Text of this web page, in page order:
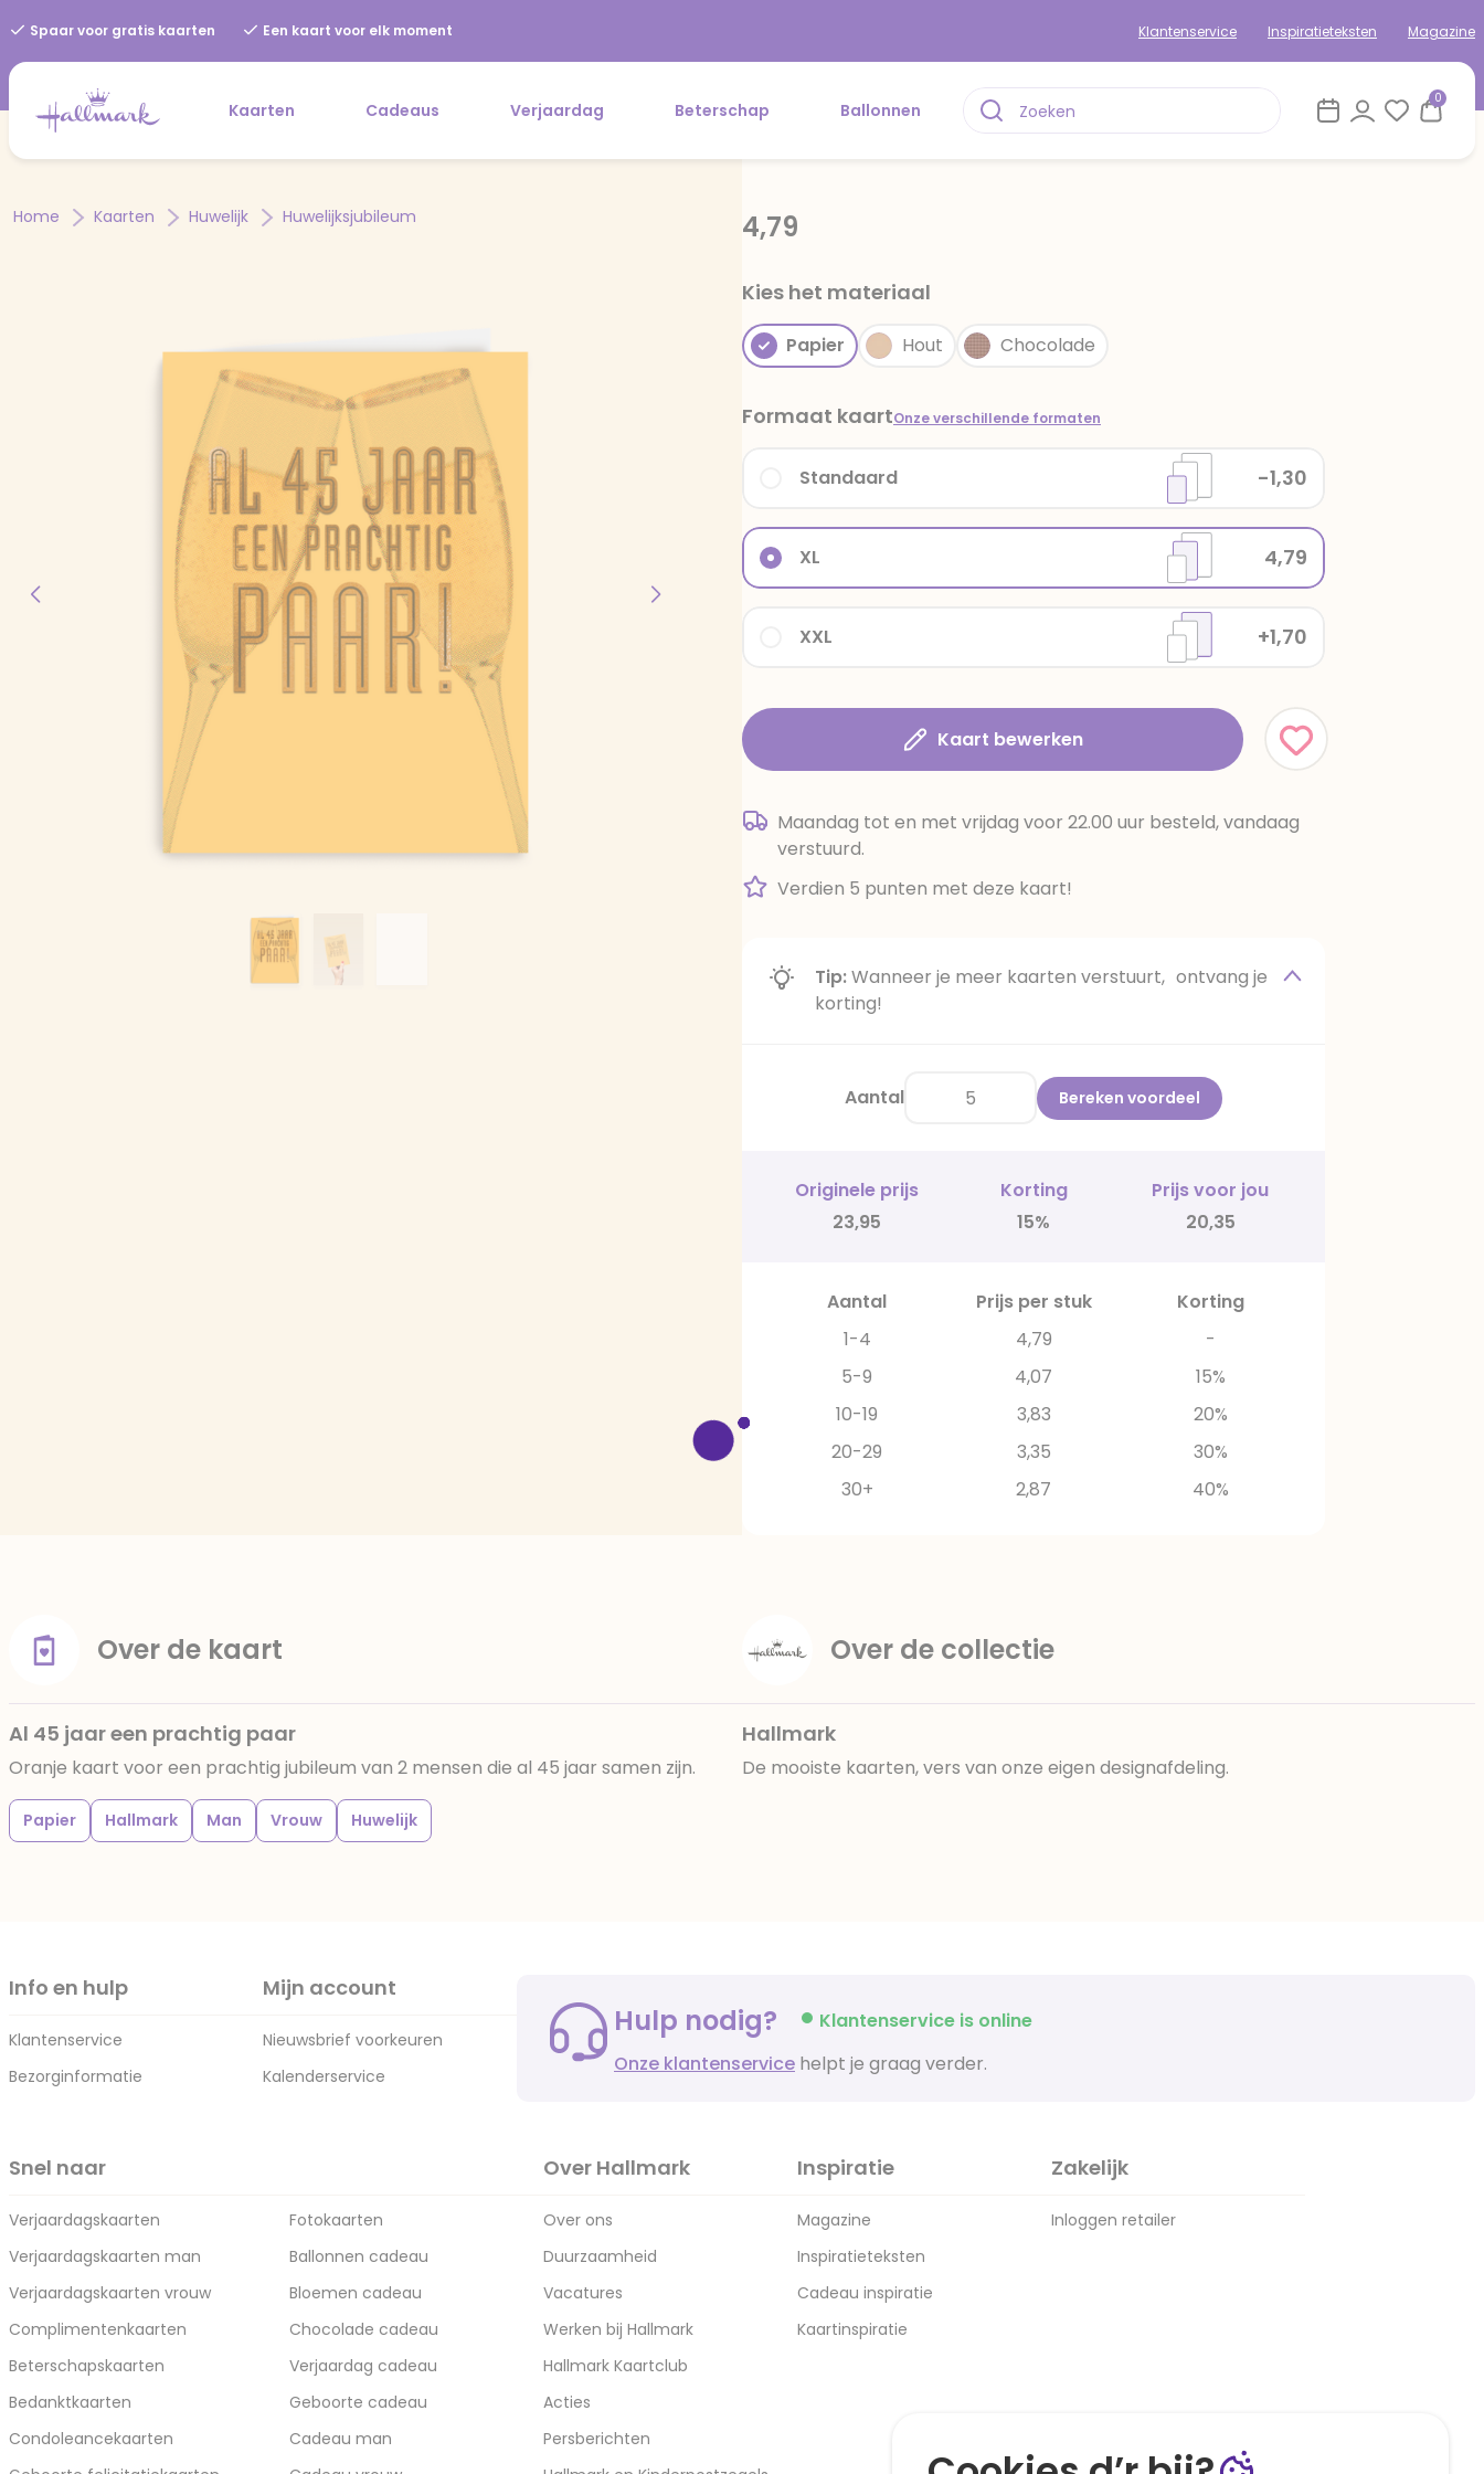
Spaar voor gratis kaarten Een kaart voor elk moment Klantenservice Inspiratieteksten Magazine
Kaarten Cadeaus Verjaardag Beterschap Ballonnen
0
Home Kaarten Huwelijk Huwelijksjubileum 4,79
Kies het materiaal
Papier Hout Chocolade
Formaat kaartOnze verschillende formaten
XXL +1,70
XL 4,79
Standaard -1,30
Kaart bewerken
Maandag tot en met vrijdag voor 22.00 uur besteld, vandaag
verstuurd.
Verdien 5 punten met deze kaart!
Tip:Wanneer je meer kaarten verstuurt, ontvang je
korting!
Aantal Bereken voordeel
Originele prijs Korting
Prijs voor jou
23,95
15% 20,35
Aantal Prijs per stuk
Korting
1-4
4,79
-
5-9
4,07
15%
10-19
3,83
20%
20-29
3,35
30%
30+
2,87 40%
Over de kaart
Al 45 jaar een prachtig paar
Oranje kaart voor een prachtig jubileum van 2 mensen die al 45 jaar samen zijn.
Papier Hallmark Man Vrouw Huwelijk
Over de collectie
Hallmark
De mooiste kaarten, vers van onze eigen designafdeling.
Info en hulp
Klantenservice
Bezorginformatie
Mijn account
Nieuwsbrief voorkeuren
Kalenderservice
Hulp nodig?
Klantenservice is online
Onze klantenservice helpt je graag verder.
Snel naar
Verjaardagskaarten
Verjaardagskaarten man
Verjaardagskaarten vrouw
Complimentenkaarten
Beterschapskaarten
Bedanktkaarten
Condoleancekaarten
Fotokaarten
Ballonnen cadeau
Bloemen cadeau
Chocolade cadeau
Verjaardag cadeau
Geboorte cadeau
Cadeau man
Over Hallmark
Over ons
Duurzaamheid
Vacatures
Werken bij Hallmark
Hallmark Kaartclub
Acties
Persberichten
Inspiratie
Magazine
Inspiratieteksten
Cadeau inspiratie
Kaartinspiratie
Zakelijk
Inloggen retailer